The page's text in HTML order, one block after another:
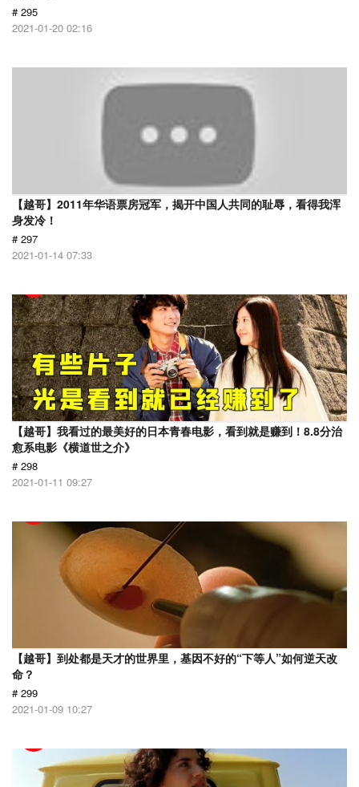
# 295
2021-01-20 02:16
【越哥】2011年华语票房冠军，揭开中国人共同的耻辱，看得我浑
身发冷！
# 297
2021-01-14 07:33
【越哥】我看过的最美好的日本青春电影，看到就是赚到！8.8分治
愈系电影《横道世之介》
# 298
2021-01-11 09:27
【越哥】到处都是天才的世界里，基因不好的“下等人”如何逆天改
命？
# 299
2021-01-09 10:27